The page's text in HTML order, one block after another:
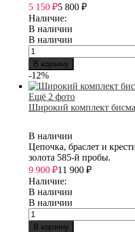
5 150 ₽5 800 ₽
Наличие:
В наличии
В наличии
В корзину
-12%
Ещё 2 фото
Широкий комплект
В наличии
Цепочка, браслет и
золота 585-й пробы.
9 900 ₽11 900 ₽
Наличие:
В наличии
В наличии
В корзину